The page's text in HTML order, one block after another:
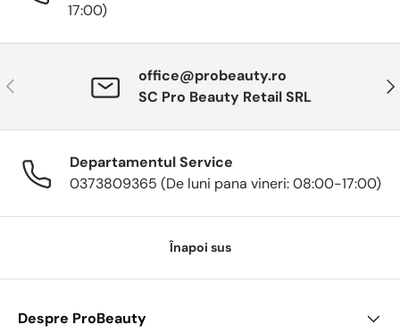
17:00)
Anterior
office@probeauty.ro
SC Pro Beauty Retail SRL
Departamentul Service
0373809365 (De luni pana vineri: 08:00-17:00)
Înapoi sus
Despre ProBeauty